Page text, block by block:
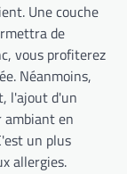
Une couche
de
vous profiterez
Néanmoins,
l'ajout d'un
en
un plus
allergies.